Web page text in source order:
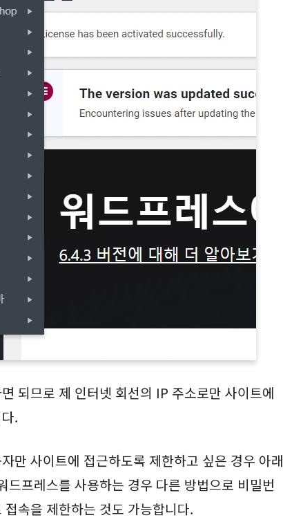
되므로 제 인터넷 회선의 IP 주소로만 사이트에
.
만 사이트에 접근하도록 제한하고 싶은 경우 아래
드프레스를 사용하는 경우 다른 방법으로 비밀번
속을 제한하는 것도 가능합니다.